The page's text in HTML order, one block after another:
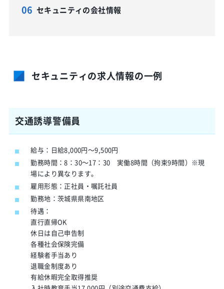
セキュニティの会社情報
セキュニティの求人情報の一例
交通誘導警備員
給与：日給8,000円～9,500円
勤務時間：8：30～17：30 実働8時間（拘束9時間）※現
場により異なります。
雇用形態：正社員・嘱託社員
勤務地：茨城県県南地区
待遇：
直行直帰OK
休日は自己申告制
各種社会保険完備
経験者手当あり
退職金制度あり
有給休暇完全取得推奨